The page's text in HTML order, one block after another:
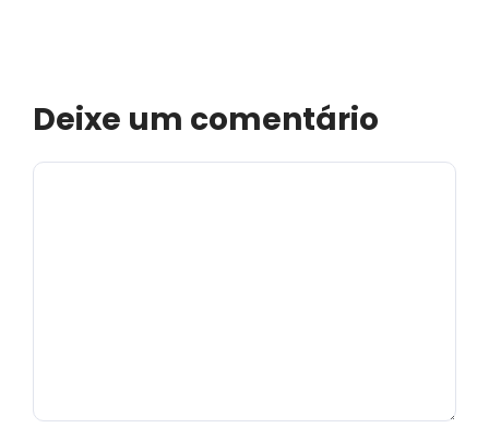
Deixe um comentário